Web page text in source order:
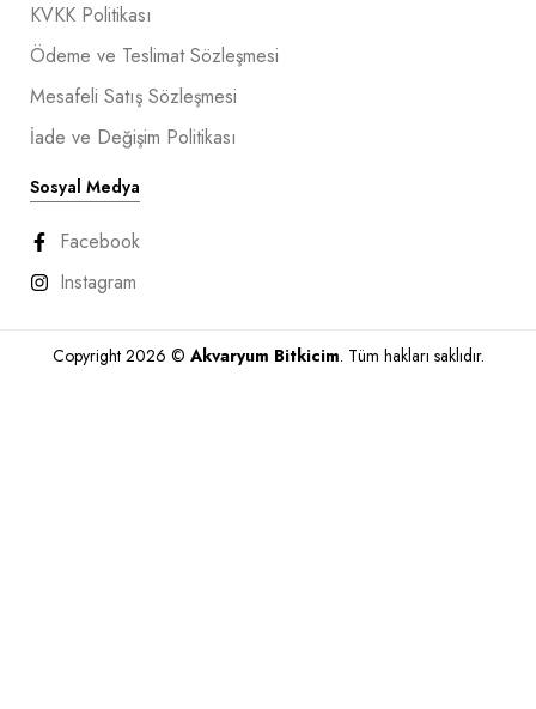
KVKK Politikası
Ödeme ve Teslimat Sözleşmesi
Mesafeli Satış Sözleşmesi
İade ve Değişim Politikası
Sosyal Medya
Facebook
Instagram
Copyright 2026 © Akvaryum Bitkicim. Tüm hakları saklıdır.